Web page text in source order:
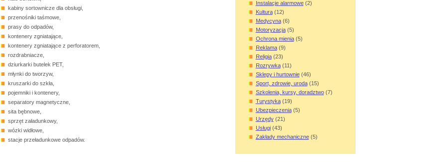
kabiny sortownicze dla obsługi,
przenośniki taśmowe,
prasy do odpadów,
kontenery zgniatające,
kontenery zgniatające z perforatorem,
rozdrabniacze,
dziurkarki butelek PET,
młynki do tworzyw,
kruszarki do szkła,
pojemniki i kontenery,
separatory magnetyczne,
sita bębnowe,
sprzęt załadunkowy,
wózki widłowe,
stacje przeładunkowe odpadów.
Instalacje alarmowe(2)
Kultura(12)
Medycyna(6)
Motoryzacja(5)
Ochrona mienia(5)
Reklama(9)
Religia(23)
Rozrywka(11)
Sklepy i hurtownie(46)
Sport, zdrowie, uroda(15)
Szkolenia, kursy, doradztwo(7)
Turystyka(19)
Ubezpieczenia(5)
Urzędy(21)
Usługi(43)
Zakłady mechaniczne(5)